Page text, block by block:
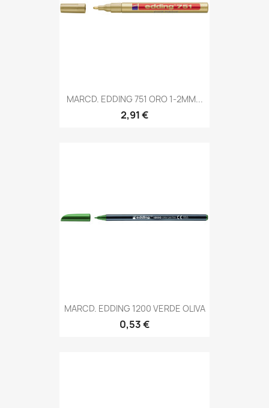
MARCD. EDDING 751 ORO 1-2MM...
2,91 €
MARCD. EDDING 1200 VERDE OLIVA
0,53 €